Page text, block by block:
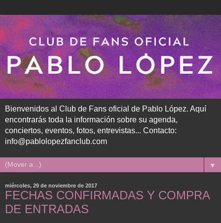
Bienvenidos al Club de Fans oficial de Pablo López. Aquí
encontrarás toda la información sobre su agenda,
conciertos, eventos, fotos, entrevistas... Contacto:
info@pablolopezfanclub.com
▼
miércoles, 29 de noviembre de 2017
FECHAS CONFIRMADAS Y COMPRA
DE ENTRADAS